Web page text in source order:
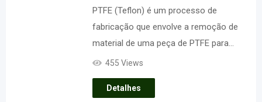
PTFE (Teflon) é um processo de
fabricação que envolve a remoção de
material de uma peça de PTFE para…
455 Views
Detalhes